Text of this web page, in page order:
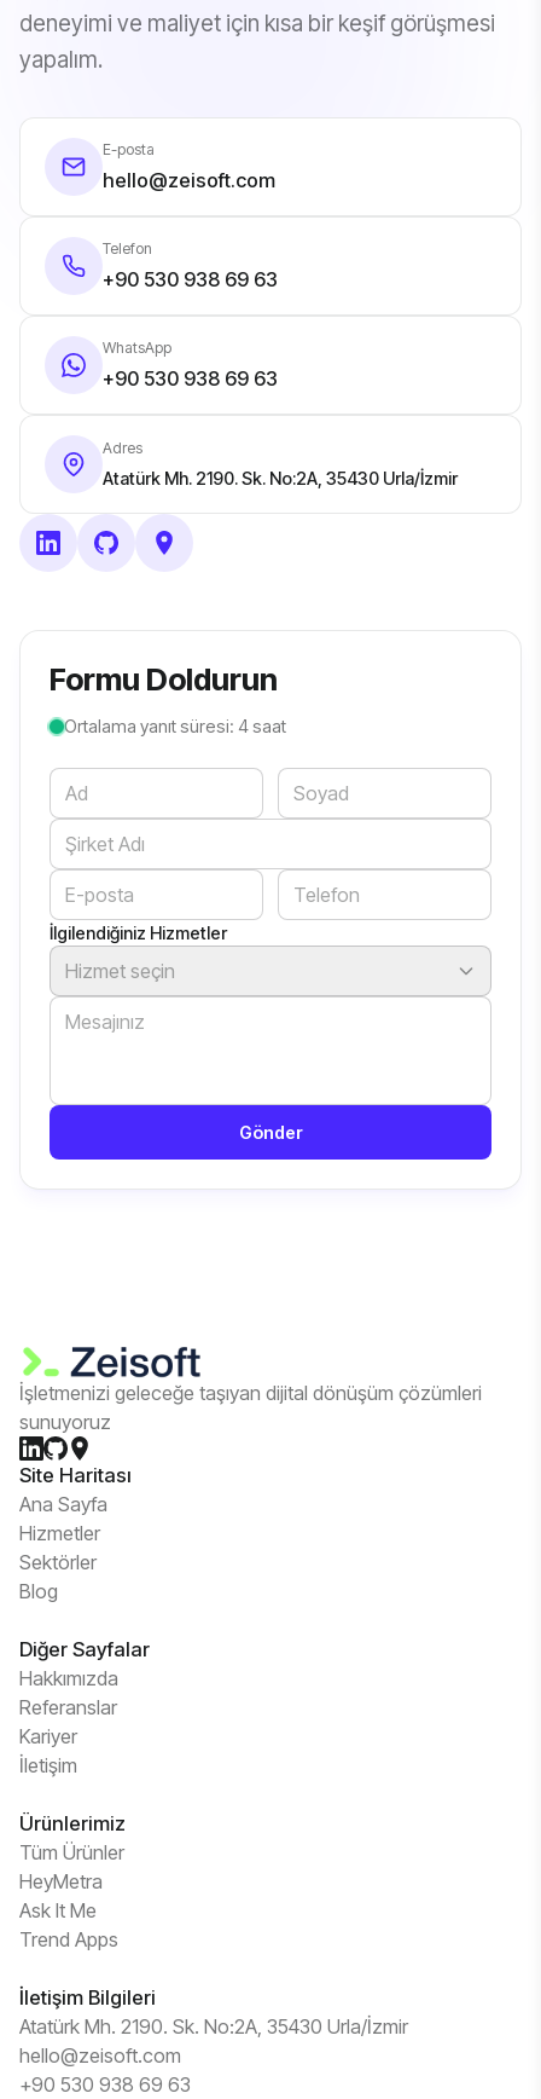
deneyimi ve maliyet için kısa bir keşif görüşmesi
yapalım.
E-posta
hello@zeisoft.com
Telefon
+90 530 938 69 63
WhatsApp
+90 530 938 69 63
Adres
Atatürk Mh. 2190. Sk. No:2A, 35430 Urla/İzmir
Formu Doldurun
Ortalama yanıt süresi: 4 saat
İlgilendiğiniz Hizmetler
Hizmet seçin
Website
Gönder
İşletmenizi geleceğe taşıyan dijital dönüşüm çözümleri
sunuyoruz
Site Haritası
Ana Sayfa
Hizmetler
Sektörler
Blog
Diğer Sayfalar
Hakkımızda
Referanslar
Kariyer
İletişim
Ürünlerimiz
Tüm Ürünler
HeyMetra
Ask It Me
Trend Apps
İletişim Bilgileri
Atatürk Mh. 2190. Sk. No:2A, 35430 Urla/İzmir
hello@zeisoft.com
+90 530 938 69 63